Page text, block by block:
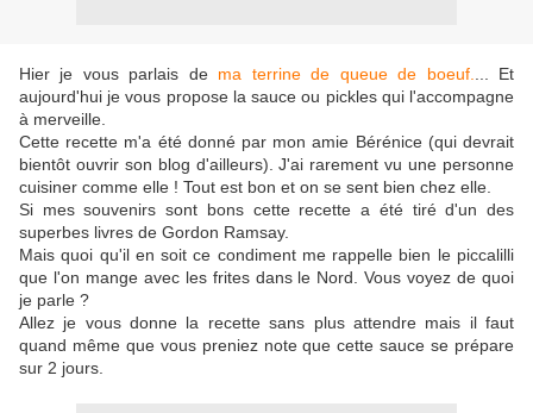
Hier je vous parlais de ma terrine de queue de boeuf.
... Et
aujourd'hui je vous propose la sauce ou pickles qui l'accompagne
à merveille.
Cette recette m'a été donné par mon amie Bérénice (qui devrait
bientôt ouvrir son blog d'ailleurs). J'ai rarement vu une personne
cuisiner comme elle ! Tout est bon et on se sent bien chez elle.
Si mes souvenirs sont bons cette recette a été tiré d'un des
superbes livres de Gordon Ramsay.
Mais quoi qu'il en soit ce condiment me rappelle bien le piccalilli
que l'on mange avec les frites dans le Nord. Vous voyez de quoi
je parle ?
Allez je vous donne la recette sans plus attendre mais il faut
quand même que vous preniez note que cette sauce se prépare
sur 2 jours.